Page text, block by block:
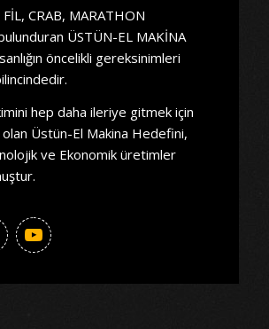
CRAB, MARATHON
ÜSTÜN-EL MAKİNA
öncelikli gereksinimleri
hep daha ileriye gitmek için
Üstün-El Makina Hedefini,
ve Ekonomik üretimler